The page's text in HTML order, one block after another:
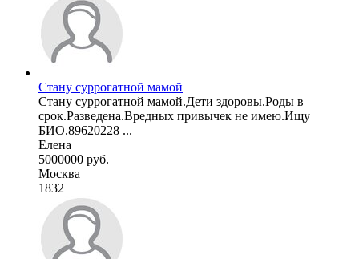
Стану суррогатной мамой
Стану суррогатной мамой.Дети здоровы.Роды в
срок.Разведена.Вредных привычек не имею.Ищу
БИО.89620228 ...
Елена
5000000 руб.
Москва
1832